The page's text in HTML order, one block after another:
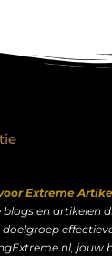
Extreme
en artikelen
jouw